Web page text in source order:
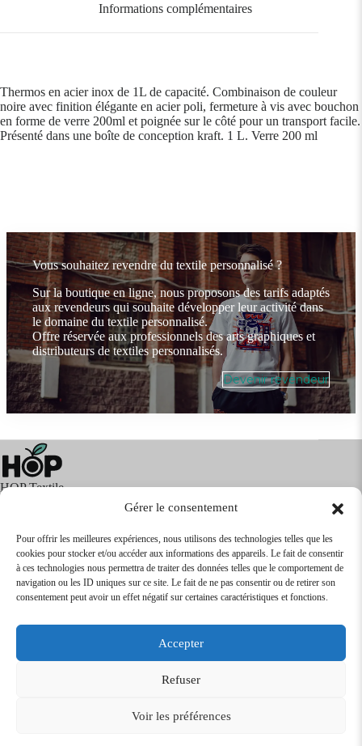
Gérer le consentement
Pour offrir les meilleures expériences, nous utilisons des technologies telles que les
cookies pour stocker et/ou accéder aux informations des appareils. Le fait de consentir
à ces technologies nous permettra de traiter des données telles que le comportement de
navigation ou les ID uniques sur ce site. Le fait de ne pas consentir ou de retirer son
consentement peut avoir un effet négatif sur certaines caractéristiques et fonctions.
Accepter
Refuser
Voir les préférences
Informations complémentaires
Thermos en acier inox de 1L de capacité. Combinaison de couleur
noire avec finition élégante en acier poli, fermeture à vis avec bouchon
en forme de verre 200ml et poignée sur le côté pour un transport facile.
Présenté dans une boîte de conception kraft. 1 L. Verre 200 ml
Vous souhaitez revendre du textile personnalisé ?
Sur la boutique en ligne, nous proposons des tarifs adaptés
aux revendeurs qui souhaite développer leur activité dans
le domaine du textile personnalisé.
Offre réservée aux professionnels des arts graphiques et
distributeurs de textiles personnalisés.
Devenir revendeur
HOP Textile
Textile Articles Publicitaires
Infos
Boutique en ligne
Express 24H
Tarifs Revendeurs